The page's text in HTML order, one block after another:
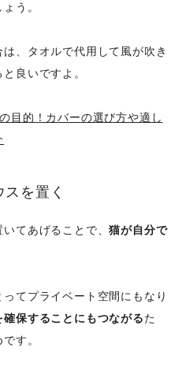
う。
、タオルで代用して風が吹き
良いですよ。
目的！カバーの選び方や適し
を置く
てあげることで、猫が自分で
てプライベート空間にもなり
保することにもつながるた
す。